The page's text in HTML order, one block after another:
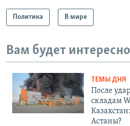
Политика В мире
Вам будет интересно
ТЕМЫ ДНЯ
После
складам
Астаны?